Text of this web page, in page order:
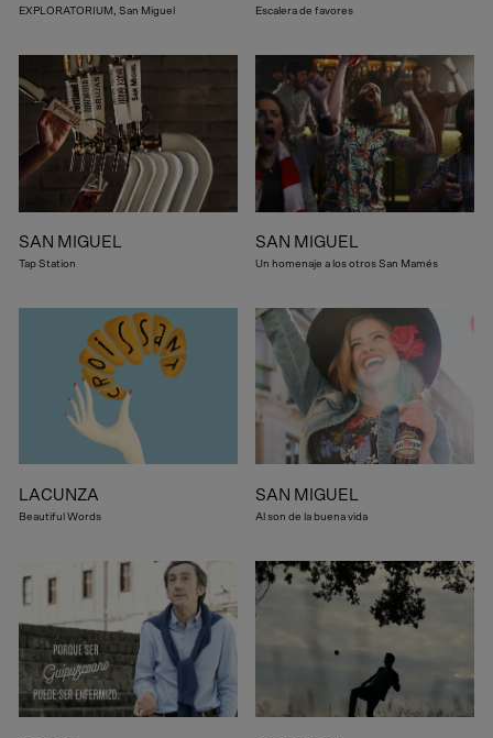
EXPLORATORIUM, San Miguel Escalera de favores
SAN MIGUEL
Tap Station
SAN MIGUEL
Un homenaje a los otros San Mamés
LACUNZA
Beautiful Words
SAN MIGUEL
Al son de la buena vida